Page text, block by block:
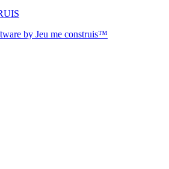
by Jeu me construis™